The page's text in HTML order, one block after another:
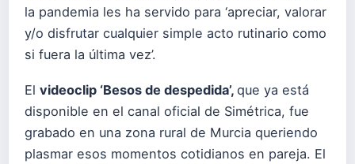
la pandemia les ha servido para ‘apreciar, valorar
y/o disfrutar cualquier simple acto rutinario como
si fuera la última vez’.
El videoclip ‘Besos de despedida’, que ya está
disponible en el canal oficial de Simétrica, fue
grabado en una zona rural de Murcia queriendo
plasmar esos momentos cotidianos en pareja. El